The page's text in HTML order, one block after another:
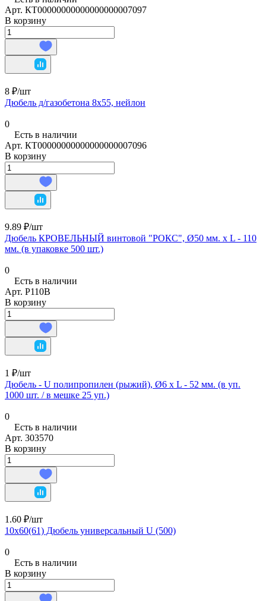
Арт. КТ00000000000000000007097
В корзину
8 ₽/шт
Дюбель д/газобетона 8х55, нейлон
0
Есть в наличии
Арт. КТ00000000000000000007096
В корзину
9.89 ₽/шт
Дюбель КРОВЕЛЬНЫЙ винтовой "РОКС", Ø50 мм. х L - 110
мм. (в упаковке 500 шт.)
0
Есть в наличии
Арт. Р110В
В корзину
1 ₽/шт
Дюбель - U полипропилен (рыжий), Ø6 х L - 52 мм. (в уп.
1000 шт. / в мешке 25 уп.)
0
Есть в наличии
Арт. 303570
В корзину
1.60 ₽/шт
10х60(61) Дюбель универсальный U (500)
0
Есть в наличии
В корзину